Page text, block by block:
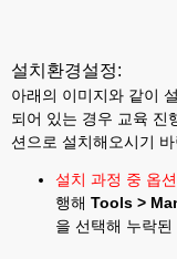
설치환경설정:
아래의 이미지와 같이
되어 있는 경우 교육 진
션으로 설치해오시기 바
설치 과정 중 옵
행해 Tools >
을 선택해 누락된